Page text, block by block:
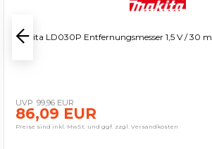
Makita LD030P Entfernungsmesser 1,5 V / 30 m
99,96 EUR
86,09 EUR
Preise sind inkl. MwSt. und ggf. zzgl. Versandkosten